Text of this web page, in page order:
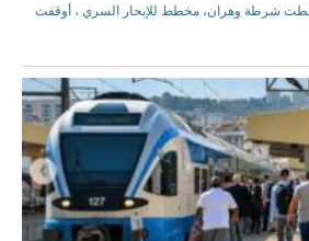
أحبطت شرطة وهران، مخطط للإبحار السري ، أوقفت